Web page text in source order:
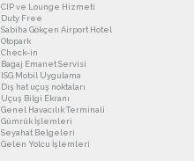
CIP ve Lounge Hizmeti
Duty Free
Sabiha Gökçen Airport Hotel
Otopark
Check-in
Bagaj Emanet Servisi
ISG Mobil Uygulama
Dış hat uçuş noktaları
Uçuş Bilgi Ekranı
Genel Havacılık Terminali
Gümrük İşlemleri
Seyahat Belgeleri
Gelen Yolcu İşlemleri